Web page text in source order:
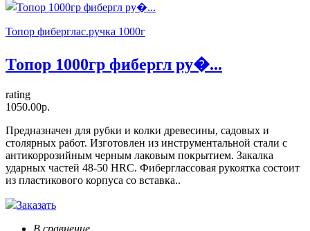
Топор фиберглас.ручка 1000г
Топор 1000гр фибергл ру�...
rating
1050.00р.
Предназначен для рубки и колки древесины, садовых и
столярных работ. Изготовлен из инструментальной стали с
антикоррозийным черным лаковым покрытием. Закалка
ударных частей 48-50 HRC. Фиберглассовая рукоятка состоит
из пластикового корпуса со вставка..
Заказать
В сравнение